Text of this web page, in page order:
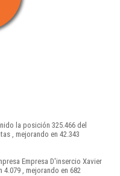
la posición 325.466 del
, mejorando en 42.343
Empresa D'insercio Xavier
, mejorando en 682